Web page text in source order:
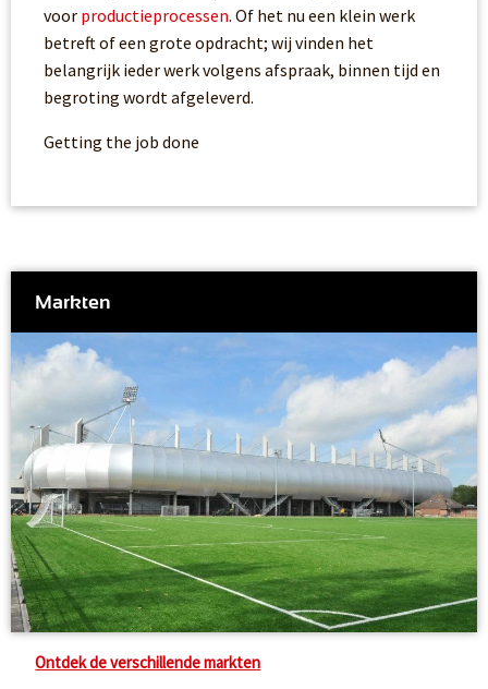
voor productieprocessen. Of het nu een klein werk
betreft of een grote opdracht; wij vinden het
belangrijk ieder werk volgens afspraak, binnen tijd en
begroting wordt afgeleverd.
Getting the job done
Markten
Ontdek de verschillende markten